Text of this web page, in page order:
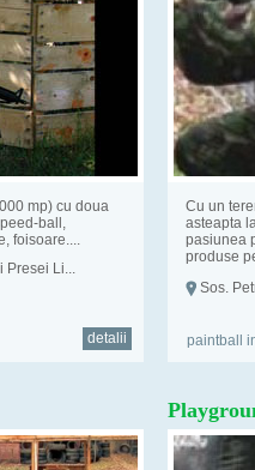
mp) cu doua
ball,
foisoare....
Presei Li...
detalii
Cu un
asteapta
pasiunea
produse
Sos.
paintball